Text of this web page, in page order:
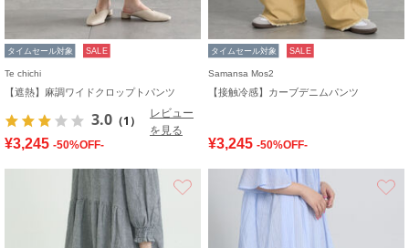
タイムセール対象 SALE
Te chichi
【遮熱】麻調ワイドクロップトパンツ
3.0 （1）
レビュー
を見る
¥3,245 -50%OFF-
タイムセール対象 SALE
Samansa Mos2
【接触冷感】カーブデニムパンツ
¥3,245 -50%OFF-
お気に入り